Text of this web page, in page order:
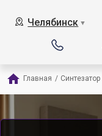
Челябинск ▼
Главная / Синтезатор